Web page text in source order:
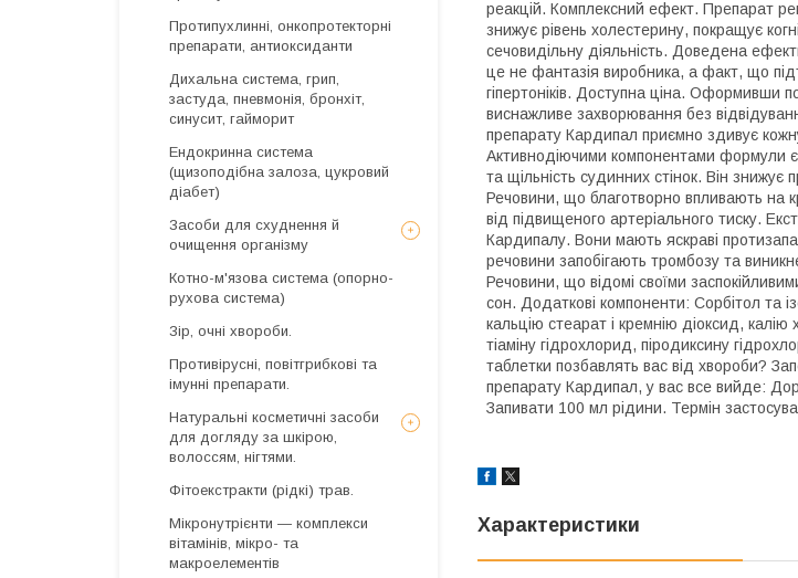
реакцій. Комплексний ефект. Препарат
знижує рівень холестерину, покращує
сечовидільну діяльність. Доведена
це не фантазія виробника, а факт, що
гіпертоніків. Доступна ціна. Оформивши
виснажливе захворювання без
препарату Кардипал приємно здивує
Активнодіючими компонентами формули
та щільність судинних стінок. Він
Речовини, що благотворно впливають на
від підвищеного артеріального тиску.
Кардипалу. Вони мають яскраві
речовини запобігають тромбозу та
Речовини, що відомі своїми
сон. Додаткові компоненти: Сорбітол та
кальцію стеарат і кремнію діоксид,
тіаміну гідрохлорид, піродиксину
таблетки позбавлять вас від хвороби?
препарату Кардипал, у вас все вийде:
Запивати 100 мл рідини. Термін
Характеристики
Протипухлинні, онкопротекторні
препарати, антиоксиданти
Дихальна система, грип,
застуда, пневмонія, бронхіт,
синусит, гайморит
Ендокринна система
(щизоподібна залоза, цукровий
діабет)
Засоби для схуднення й
очищення організму
Котно-м'язова система (опорно-
рухова система)
Зір, очні хвороби.
Противірусні, повітгрибкові та
імунні препарати.
Натуральні косметичні засоби
для догляду за шкірою,
волоссям, нігтями.
Фітоекстракти (рідкі) трав.
Мікронутрієнти — комплекси
вітамінів, мікро- та
макроелементів